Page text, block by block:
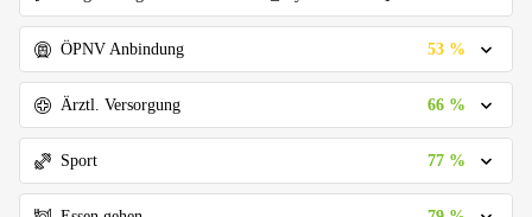
ÖPNV Anbindung 53 %
Ärztl. Versorgung 66 %
Sport 77 %